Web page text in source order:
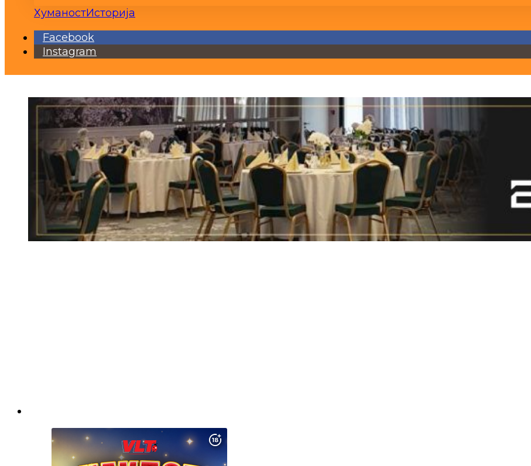
ХуманостИсторија
Facebook
Instagram